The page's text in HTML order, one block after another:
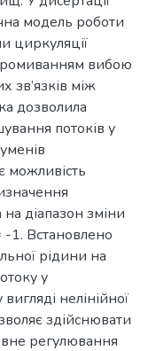
модель роботи
циркуляції
вибою
зв’язків між
дозволила
потоків у
можливість
діапазон зміни
-1. Встановлено
рідини на
у
нелінійної
здійснювати
регулювання